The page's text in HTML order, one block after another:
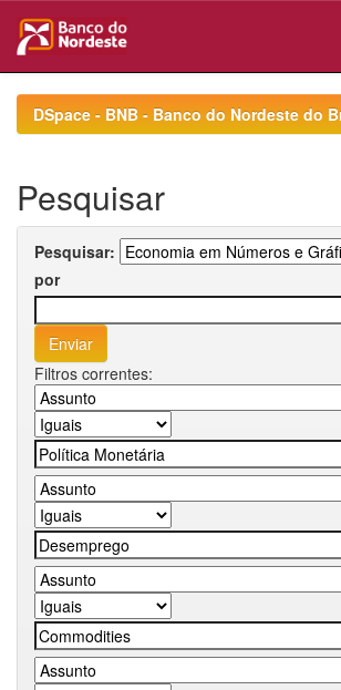
navigationDSpace - BNB - Banco do Nordeste do
Pesquisar
Pesquisar:
por
Filtros correntes: